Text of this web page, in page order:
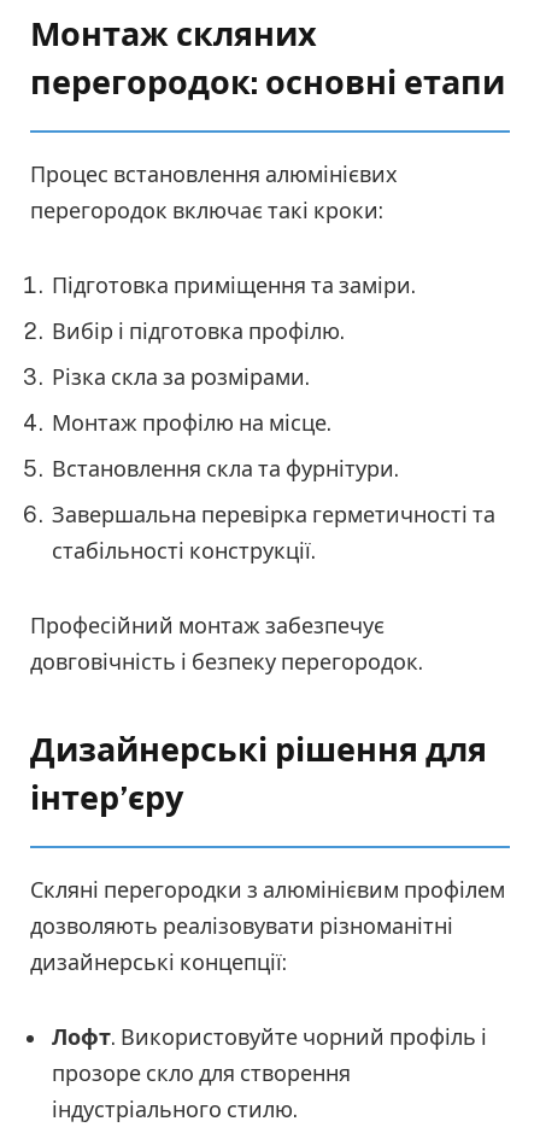
Монтаж скляних
перегородок: основні етапи
Процес встановлення алюмінієвих
перегородок включає такі кроки:
Підготовка приміщення та заміри.
Вибір і підготовка профілю.
Різка скла за розмірами.
Монтаж профілю на місце.
Встановлення скла та фурнітури.
Завершальна перевірка герметичності та
стабільності конструкції.
Професійний монтаж забезпечує
довговічність і безпеку перегородок.
Дизайнерські рішення для
інтер’єру
Скляні перегородки з алюмінієвим профілем
дозволяють реалізовувати різноманітні
дизайнерські концепції:
Лофт. Використовуйте чорний профіль і
прозоре скло для створення
індустріального стилю.